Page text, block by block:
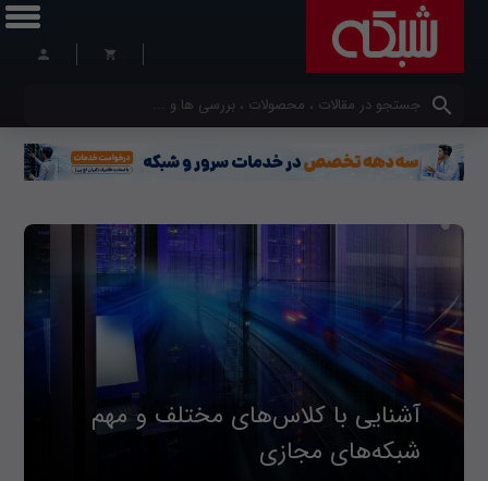
کلمات کلیدی خود را وارد کنید
آشنایی با کلاس‌های مختلف و مهم
شبکه‌های مجازی